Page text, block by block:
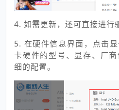
4. 如需更新，还可直接进行
5. 在硬件信息界面，点击
卡硬件的型号、显存、厂
细的配置。